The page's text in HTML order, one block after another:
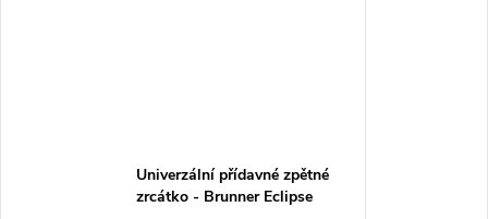
Univerzální přídavné zpětné
zrcátko - Brunner Eclipse